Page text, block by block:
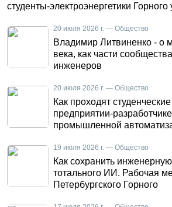
студенты-электроэнергетики Горного
20 июля 2026 г. — Общество
Владимир Литвиненко - о
века, как части
инженеров
20 июля 2026 г. — Общество
Как проходят
предприятии-
промышленной
19 июля 2026 г. — Общество
Как сохранить
тотального ИИ. Рабочая
Петербургского Горного